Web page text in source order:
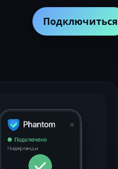
Подключиться